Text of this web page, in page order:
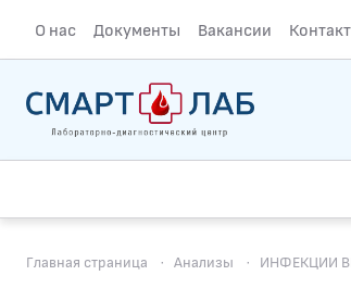
О нас Документы Вакансии
Главная страница · Анализы · ИНФЕКЦИИ